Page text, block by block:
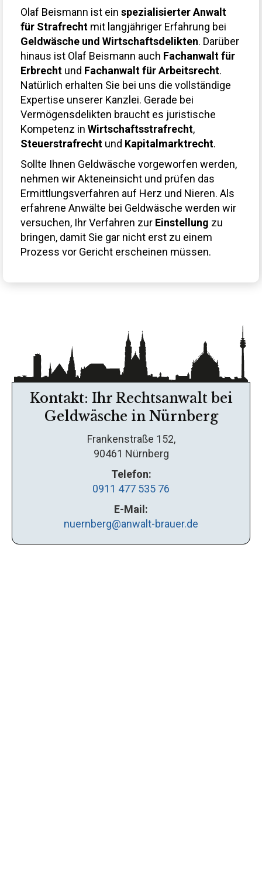
Olaf Beismann ist ein spezialisierter Anwalt
für Strafrecht mit langjähriger Erfahrung bei
Geldwäsche und Wirtschaftsdelikten. Darüber
hinaus ist Olaf Beismann auch Fachanwalt für
Erbrecht und Fachanwalt für Arbeitsrecht.
Natürlich erhalten Sie bei uns die vollständige
Expertise unserer Kanzlei. Gerade bei
Vermögensdelikten braucht es juristische
Kompetenz in Wirtschaftsstrafrecht,
Steuerstrafrecht und Kapitalmarktrecht.
Sollte Ihnen Geldwäsche vorgeworfen werden,
nehmen wir Akteneinsicht und prüfen das
Ermittlungsverfahren auf Herz und Nieren. Als
erfahrene Anwälte bei Geldwäsche werden wir
versuchen, Ihr Verfahren zur Einstellung zu
bringen, damit Sie gar nicht erst zu einem
Prozess vor Gericht erscheinen müssen.
Kontakt: Ihr Rechtsanwalt bei
Geldwäsche in Nürnberg
Frankenstraße 152,
90461 Nürnberg
Telefon:
0911 477 535 76
E-Mail:
nuernberg@anwalt-brauer.de